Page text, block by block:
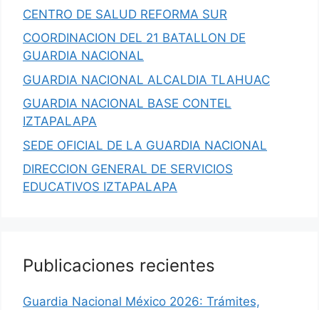
CENTRO DE SALUD REFORMA SUR
COORDINACION DEL 21 BATALLON DE
GUARDIA NACIONAL
GUARDIA NACIONAL ALCALDIA TLAHUAC
GUARDIA NACIONAL BASE CONTEL
IZTAPALAPA
SEDE OFICIAL DE LA GUARDIA NACIONAL
DIRECCION GENERAL DE SERVICIOS
EDUCATIVOS IZTAPALAPA
Publicaciones recientes
Guardia Nacional México 2026: Trámites,